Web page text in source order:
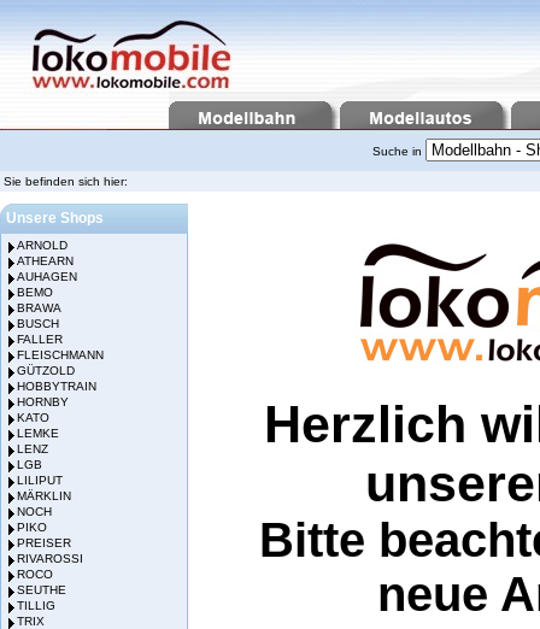
Suche in
Sie befinden sich hier:
Unsere Shops
ARNOLD
ATHEARN
AUHAGEN
BEMO
BRAWA
BUSCH
FALLER
FLEISCHMANN
GÜTZOLD
HOBBYTRAIN
HORNBY
KATO
LEMKE
LENZ
LGB
LILIPUT
MÄRKLIN
NOCH
PIKO
PREISER
RIVAROSSI
ROCO
SEUTHE
TILLIG
TRIX
Herzlich
Bitte
neue